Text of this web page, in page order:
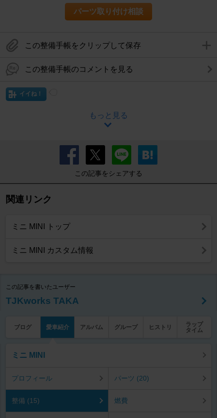
パーツ取り付け相談
この整備手帳をクリップして保存
この整備手帳のコメントを見る
イイね！
もっと見る
この記事をシェアする
関連リンク
ミニ MINI トップ
ミニ MINI カスタム情報
この記事を書いたユーザー
TJKworks TAKA
ブログ 愛車紹介 アルバム グループ ヒストリ
ラップ
タイム
ミニ MINI
プロフィール パーツ (20)
整備 (15) 燃費